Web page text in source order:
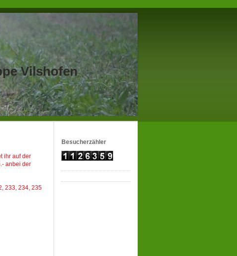
Vilshofen
ihr auf der
anbei der
233, 234, 235
Besucherzähler